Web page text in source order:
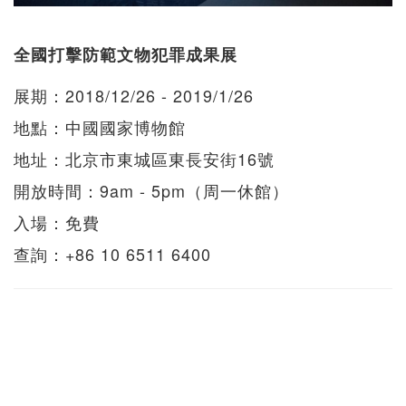
全國打擊防範文物犯罪成果展
展期：2018/12/26 - 2019/1/26
地點：中國國家博物館
地址：北京市東城區東長安街16號
開放時間：9am - 5pm（周一休館）
入場：免費
查詢：+86 10 6511 6400